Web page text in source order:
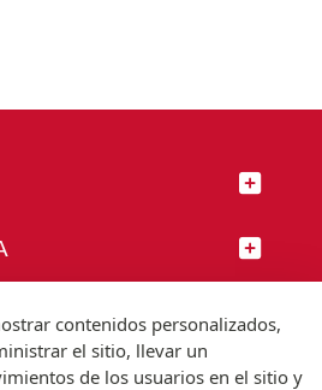
contenidos personalizados,
el sitio, llevar un
de los usuarios en el sitio y